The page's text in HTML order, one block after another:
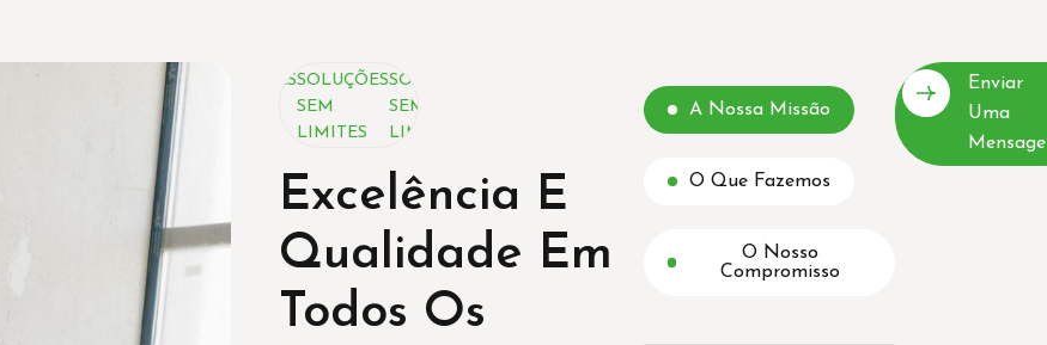
SOLUÇÕES
LIMITES
SOLUÇÕESSOLUÇÕES
SEM
LIMITES
Excelência E
Qualidade Em
Todos Os
A Nossa Missão
O Que Fazemos
O Nosso
Compromisso
Enviar
Uma